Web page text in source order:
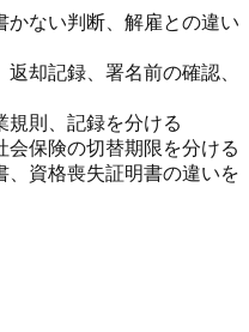
かない判断、解雇との違い
却記録、署名前の確認、
規則、記録を分ける
保険の切替期限を分ける
、資格喪失証明書の違いを